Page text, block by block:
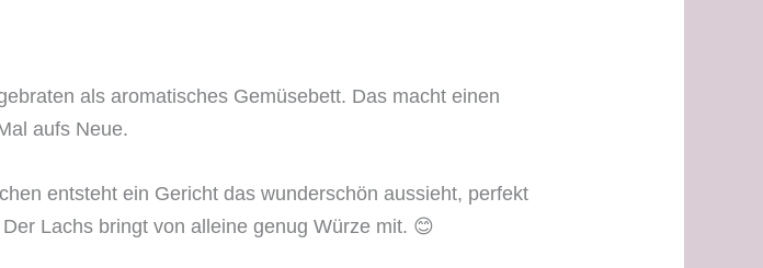
als aromatisches Gemüsebett. Das macht einen
aufs Neue.
entsteht ein Gericht das wunderschön aussieht, perfekt
Lachs bringt von alleine genug Würze mit. 😊